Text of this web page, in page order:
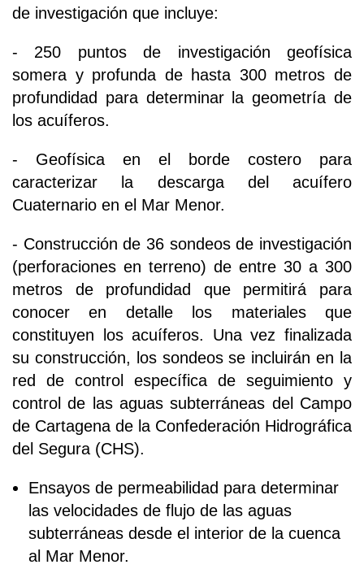
de investigación que incluye:
- 250 puntos de investigación geofísica
somera y profunda de hasta 300 metros de
profundidad para determinar la geometría de
los acuíferos.
- Geofísica en el borde costero para
caracterizar la descarga del acuífero
Cuaternario en el Mar Menor.
- Construcción de 36 sondeos de investigación
(perforaciones en terreno) de entre 30 a 300
metros de profundidad que permitirá para
conocer en detalle los materiales que
constituyen los acuíferos. Una vez finalizada
su construcción, los sondeos se incluirán en la
red de control específica de seguimiento y
control de las aguas subterráneas del Campo
de Cartagena de la Confederación Hidrográfica
del Segura (CHS).
Ensayos de permeabilidad para determinar
las velocidades de flujo de las aguas
subterráneas desde el interior de la cuenca
al Mar Menor.